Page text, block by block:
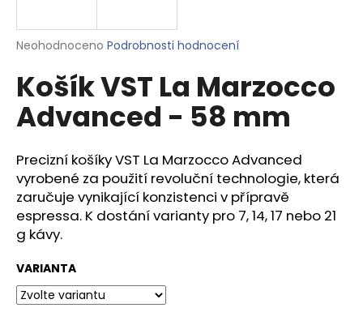
Průměrné
produktu
je
0,0
z
hvězdiček.
Neohodnoceno Podrobnosti hodnocení
Košík VST La Marzocco
Advanced - 58 mm
Precizní košíky VST La Marzocco Advanced
vyrobené za použití revoluční technologie, která
zaručuje vynikající konzistenci v přípravě
espressa. K dostání varianty pro 7, 14, 17 nebo 21
g kávy.
VARIANTA
j
t
?
HLEDAT
D
o
p
o